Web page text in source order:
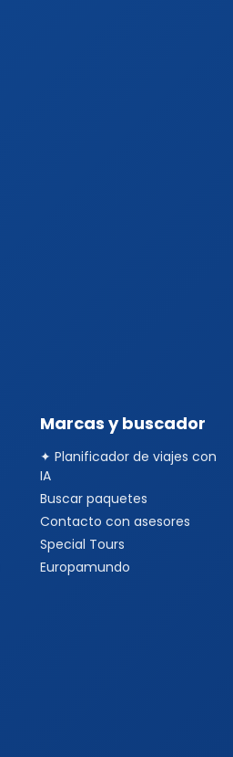
Marcas y buscador
✦ Planificador de viajes con
IA
Buscar paquetes
Contacto con asesores
Special Tours
Europamundo